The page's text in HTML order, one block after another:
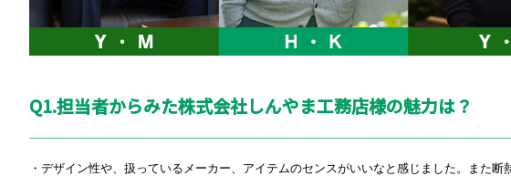
Q1.担当者からみた株式会社しんやま工務店様の魅力は？
・デザイン性や、扱っているメーカー、アイテムのセンスがいいなと感じました。また